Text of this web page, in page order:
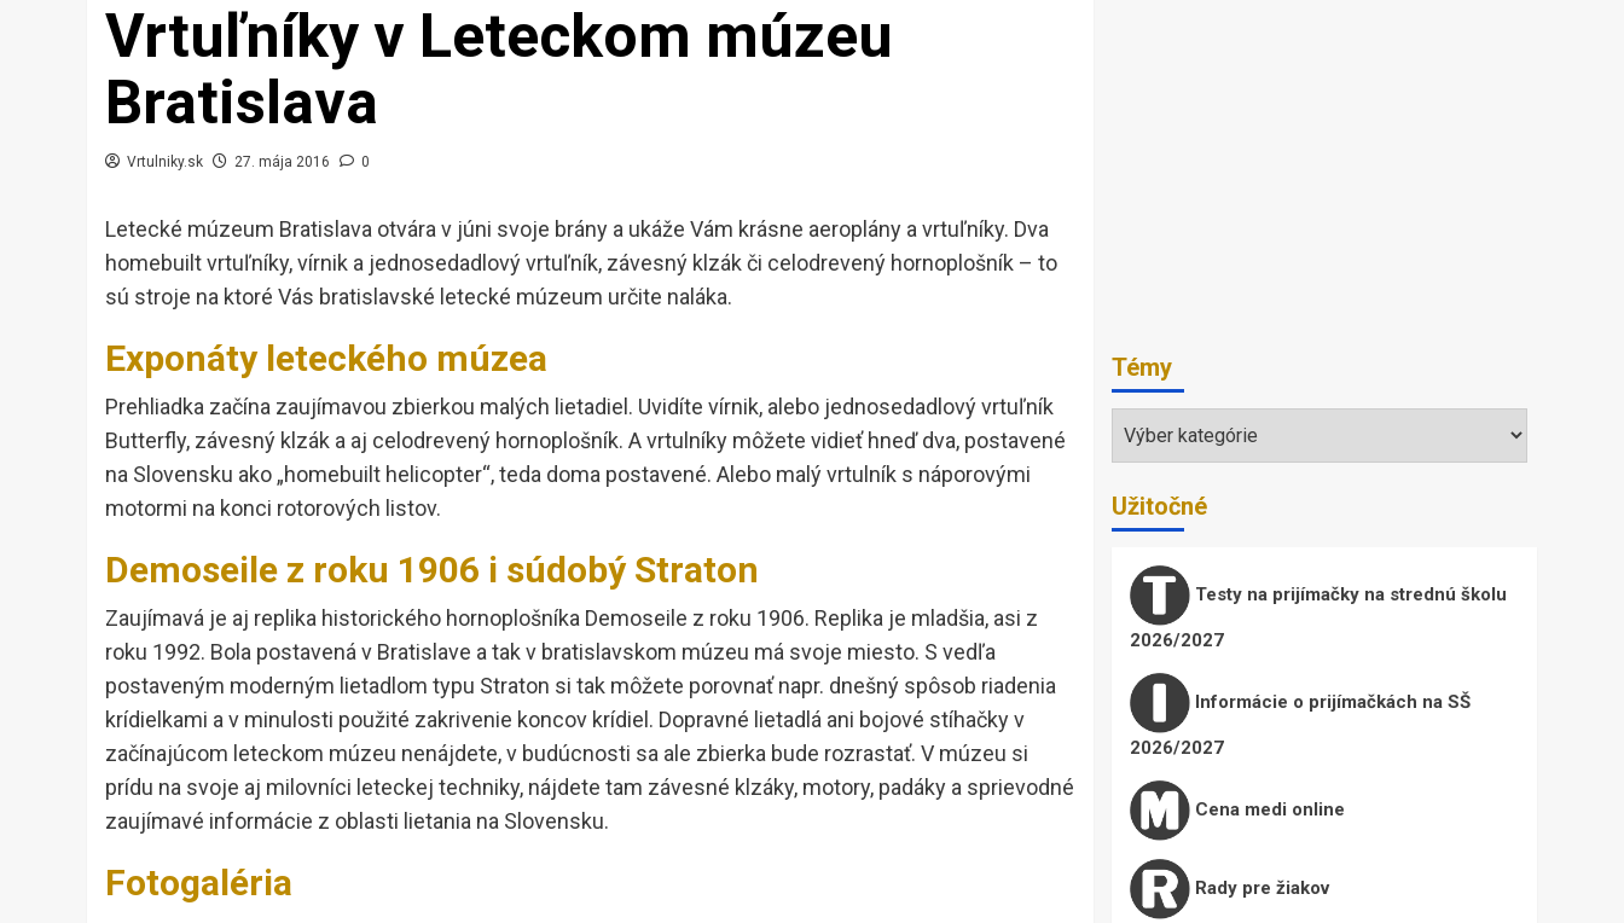
Vrtuľníky v Leteckom múzeu
Bratislava
Vrtulniky.sk 27. mája 2016 0
Letecké múzeum Bratislava otvára v júni svoje brány a ukáže Vám krásne aeroplány a vrtuľníky. Dva
homebuilt vrtuľníky, vírnik a jednosedadlový vrtuľník, závesný klzák či celodrevený hornoplošník – to
sú stroje na ktoré Vás bratislavské letecké múzeum určite naláka.
Exponáty leteckého múzea
Prehliadka začína zaujímavou zbierkou malých lietadiel. Uvidíte vírnik, alebo jednosedadlový vrtuľník
Butterfly, závesný klzák a aj celodrevený hornoplošník. A vrtulníky môžete vidieť hneď dva, postavené
na Slovensku ako „homebuilt helicopter“, teda doma postavené. Alebo malý vrtulník s náporovými
motormi na konci rotorových listov.
Demoseile z roku 1906 i súdobý Straton
Zaujímavá je aj replika historického hornoplošníka Demoseile z roku 1906. Replika je mladšia, asi z
roku 1992. Bola postavená v Bratislave a tak v bratislavskom múzeu má svoje miesto. S vedľa
postaveným moderným lietadlom typu Straton si tak môžete porovnať napr. dnešný spôsob riadenia
krídielkami a v minulosti použité zakrivenie koncov krídiel. Dopravné lietadlá ani bojové stíhačky v
začínajúcom leteckom múzeu nenájdete, v budúcnosti sa ale zbierka bude rozrastať. V múzeu si
prídu na svoje aj milovníci leteckej techniky, nájdete tam závesné klzáky, motory, padáky a sprievodné
zaujímavé informácie z oblasti lietania na Slovensku.
Fotogaléria
Témy
Témy
Užitočné
Testy na prijímačky na strednú školu
2026/2027
Informácie o prijímačkách na SŠ
2026/2027
Cena medi online
Rady pre žiakov